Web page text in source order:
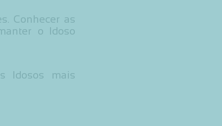
Conhecer as
o Idoso
Idosos mais